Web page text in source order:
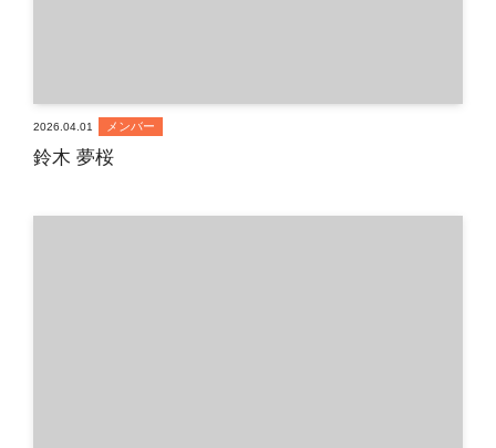
鈴木 夢桜
2026.04.01 メンバー